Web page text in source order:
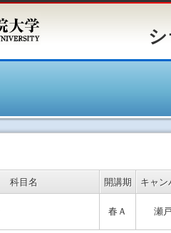
バ
科目名 開講期 キャン
春Ａ 瀬